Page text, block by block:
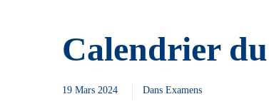
Calendrier
19 Mars 2024 Dans Examens